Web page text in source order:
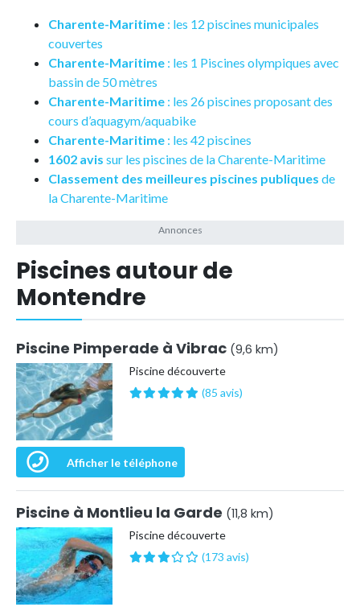
Charente-Maritime : les 12 piscines municipales
couvertes
Charente-Maritime : les 1 Piscines olympiques avec
bassin de 50 mètres
Charente-Maritime : les 26 piscines proposant des
cours d’aquagym/aquabike
Charente-Maritime : les 42 piscines
1602 avis sur les piscines de la Charente-Maritime
Classement des meilleures piscines publiques de
la Charente-Maritime
Piscines autour de
Montendre
Piscine Pimperade à Vibrac (9,6 km)
Piscine découverte
(85 avis)
Afficher le téléphone
Piscine à Montlieu la Garde (11,8 km)
Piscine découverte
(173 avis)